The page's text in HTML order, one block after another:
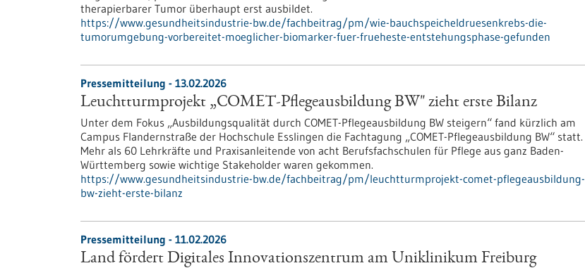
therapierbarer Tumor überhaupt erst ausbildet.
https://www.gesundheitsindustrie-bw.de/fachbeitrag/pm/wie-bauchspeicheldruesenkrebs-die-
tumorumgebung-vorbereitet-moeglicher-biomarker-fuer-frueheste-entstehungsphase-gefunden
Pressemitteilung - 13.02.2026
Leuchtturmprojekt „COMET-Pflegeausbildung BW" zieht erste Bilanz
Unter dem Fokus „Ausbildungsqualität durch COMET-Pflegeausbildung BW steigern“ fand kürzlich am
Campus Flandernstraße der Hochschule Esslingen die Fachtagung „COMET-Pflegeausbildung BW“ statt.
Mehr als 60 Lehrkräfte und Praxisanleitende von acht Berufsfachschulen für Pflege aus ganz Baden-
Württemberg sowie wichtige Stakeholder waren gekommen.
https://www.gesundheitsindustrie-bw.de/fachbeitrag/pm/leuchtturmprojekt-comet-pflegeausbildung-
bw-zieht-erste-bilanz
Pressemitteilung - 11.02.2026
Land fördert Digitales Innovationszentrum am Uniklinikum Freiburg